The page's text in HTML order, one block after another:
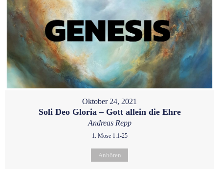
Oktober 24, 2021
Soli Deo Gloria – Gott allein die Ehre
Andreas Repp
1. Mose 1:1-25
Anhören